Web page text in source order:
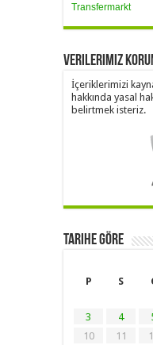
Transfermarkt
Verilerimiz
İçeriklerimizi
hakkında yasal
belirtmek isteriz.
Tarihe Göre
P
S
3
4
10
11